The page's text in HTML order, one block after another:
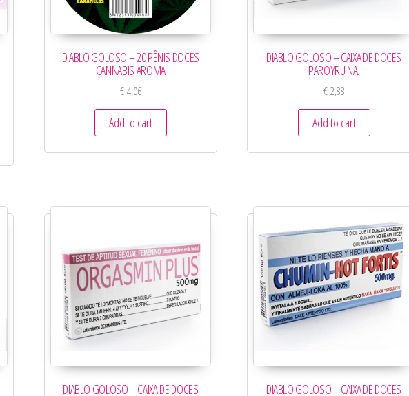
DIABLO GOLOSO – 20 PÊNIS DOCES
CANNABIS AROMA
€4,06
Add to cart
DIABLO GOLOSO – CAIXA DE DOCES
PAROYRUINA.
€2,88
Add to cart
DIABLO GOLOSO – CAIXA DE DOCES DIABLO GOLOSO – CAIXA DE DOCES